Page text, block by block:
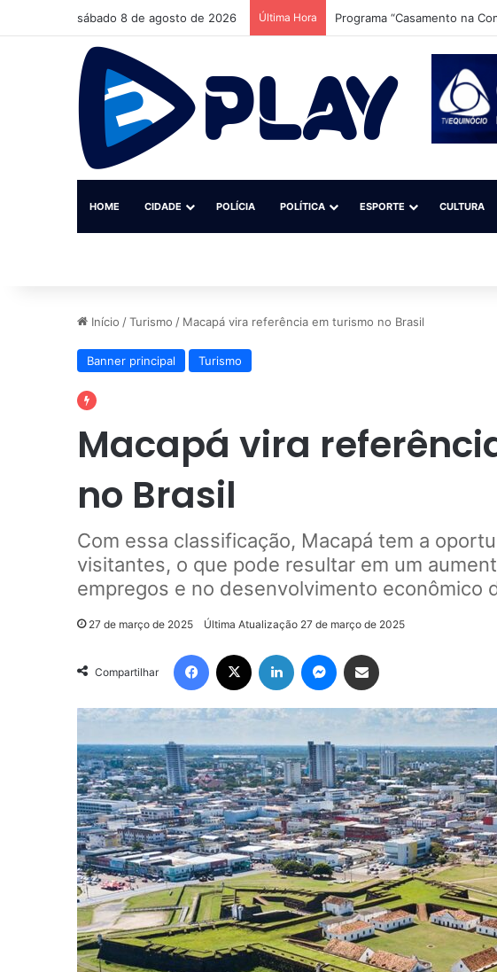
sábado 8 de agosto de 2026 Última Hora MPF reúne Ibama e ICMBio
HOME CIDADE POLÍCIA POLÍTICA ESPORTE CULTURA
Início /Turismo / Macapá vira referência em turismo no Brasil
Banner principal Turismo
Macapá vira
no Brasil
Com essa classificação, Macapá tem a
visitantes, o que pode resultar em um
empregos e no desenvolvimento econômico
27 de março de 2025 Última Atualização 27 de março de 2025
Compartilhar
Facebook Linkedin Messenger